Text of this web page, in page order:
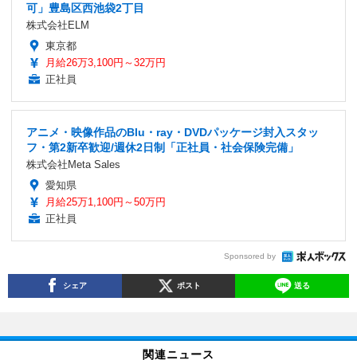
可」豊島区西池袋2丁目
株式会社ELM
東京都
月給26万3,100円～32万円
正社員
アニメ・映像作品のBlu・ray・DVDパッケージ封入スタッ
フ・第2新卒歓迎/週休2日制「正社員・社会保険完備」
株式会社Meta Sales
愛知県
月給25万1,100円～50万円
正社員
Sponsored by
シェア ポスト 送る
関連ニュース